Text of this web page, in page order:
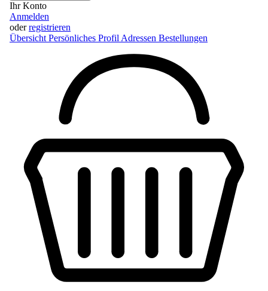
Ihr Konto
Anmelden
oderregistrieren
Übersicht Persönliches Profil Adressen Bestellungen